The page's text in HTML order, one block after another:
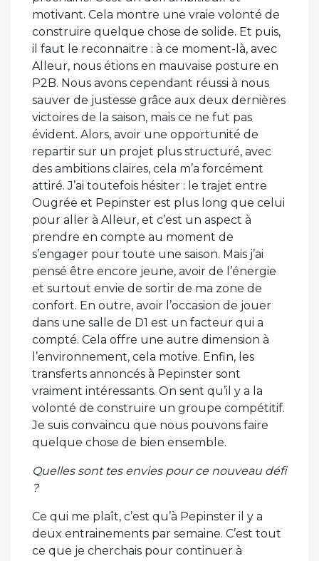
motivant. Cela montre une vraie volonté de
construire quelque chose de solide. Et puis,
il faut le reconnaitre : à ce moment-là, avec
Alleur, nous étions en mauvaise posture en
P2B. Nous avons cependant réussi à nous
sauver de justesse grâce aux deux dernières
victoires de la saison, mais ce ne fut pas
évident. Alors, avoir une opportunité de
repartir sur un projet plus structuré, avec
des ambitions claires, cela m’a forcément
attiré. J’ai toutefois hésiter : le trajet entre
Ougrée et Pepinster est plus long que celui
pour aller à Alleur, et c’est un aspect à
prendre en compte au moment de
s’engager pour toute une saison. Mais j’ai
pensé être encore jeune, avoir de l’énergie
et surtout envie de sortir de ma zone de
confort. En outre, avoir l’occasion de jouer
dans une salle de D1 est un facteur qui a
compté. Cela offre une autre dimension à
l’environnement, cela motive. Enfin, les
transferts annoncés à Pepinster sont
vraiment intéressants. On sent qu’il y a la
volonté de construire un groupe compétitif.
Je suis convaincu que nous pouvons faire
quelque chose de bien ensemble.
Quelles sont tes envies pour ce nouveau défi
?
Ce qui me plaît, c’est qu’à Pepinster il y a
deux entrainements par semaine. C’est tout
ce que je cherchais pour continuer à